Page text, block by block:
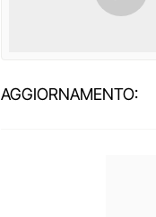
AGGIORNAMENTO: